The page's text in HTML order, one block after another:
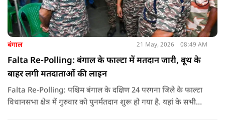
बंगाल 21 May, 2026 08:49 AM
Falta Re-Polling: बंगाल के फाल्टा में मतदान जारी, बूथ के
बाहर लगी मतदाताओं की लाइन
Falta Re-Polling: पश्चिम बंगाल के दक्षिण 24 परगना जिले के फाल्टा
विधानसभा क्षेत्र में गुरुवार को पुनर्मतदान शुरू हो गया है. यहां के सभी